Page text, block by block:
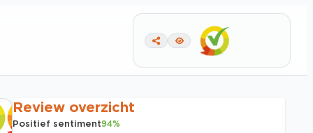
Review overzicht
Positief sentiment94%